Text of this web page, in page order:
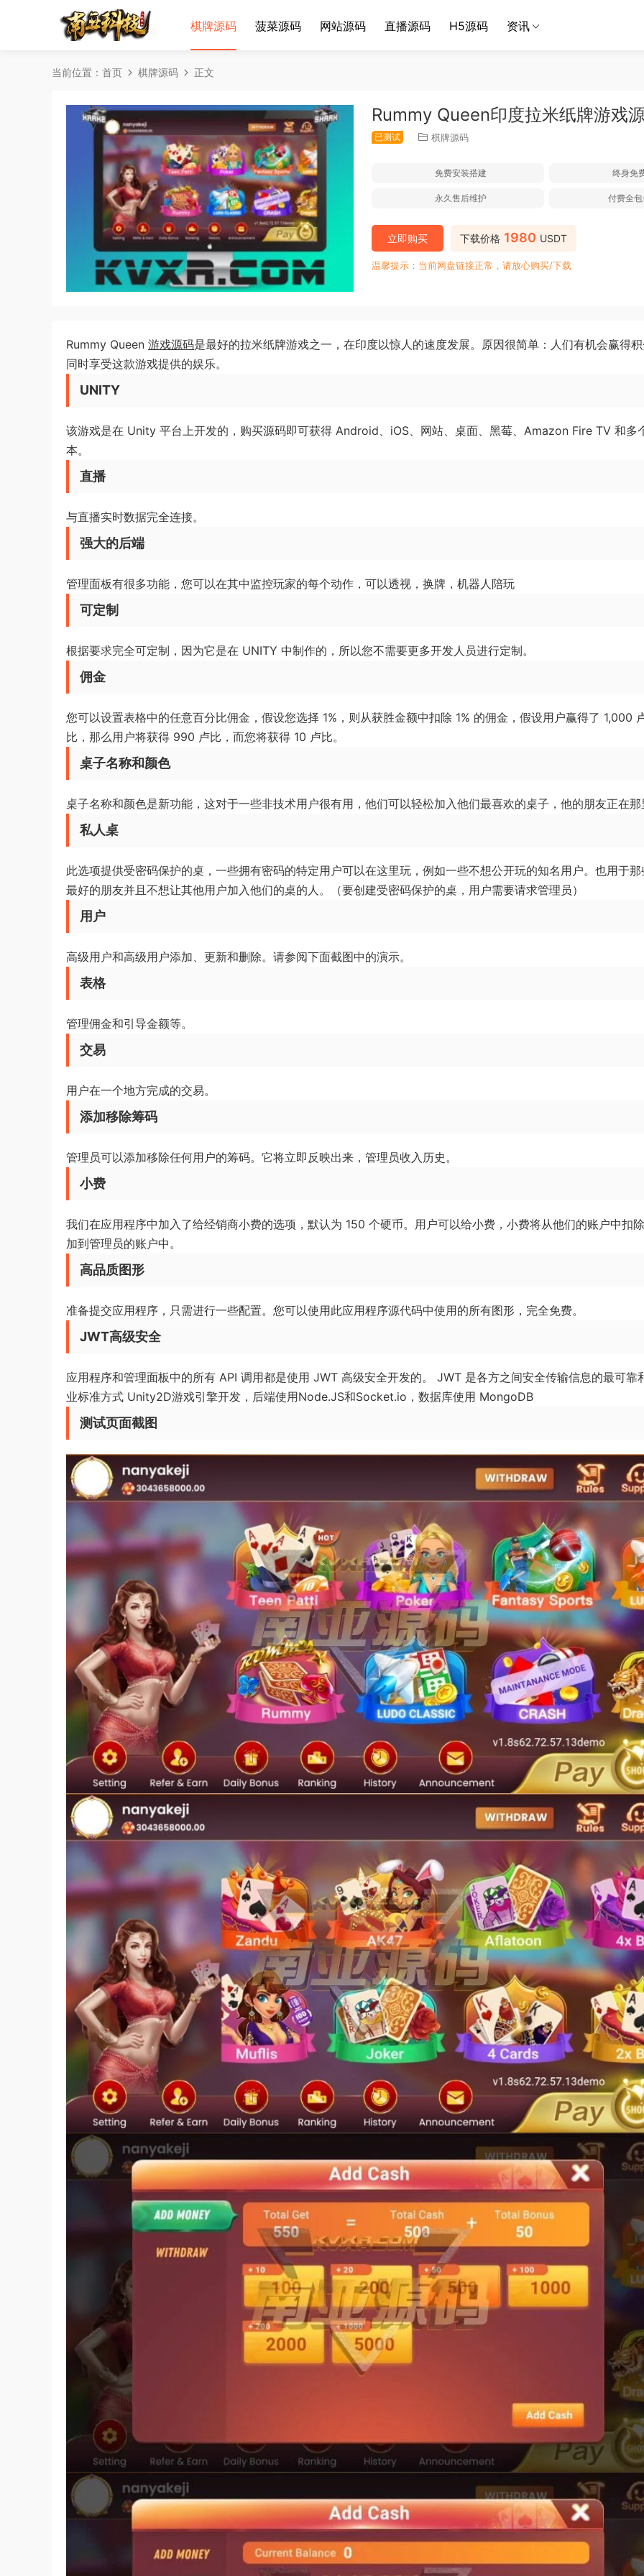
棋牌源码 菠菜源码 网站源码 直播源码 H5源码 资讯
当前位置： 首页 棋牌源码 正文
Rummy Queen印度拉米纸牌游戏
已测试 棋牌源码
免费安装搭建 终身免
永久售后维护 付费全
下载价格 1980 USDT
立即购买
温馨提示：当前网盘链接正常，请放心购买/下载
Rummy Queen 游戏源码是最好的拉米纸牌游戏之一，在印度以惊人的速度发展。原因很简单：人们有机会赢得
同时享受这款游戏提供的娱乐。
UNITY
该游戏是在 Unity 平台上开发的，购买源码即可获得 Android、iOS、网站、桌面、黑莓、Amazon Fire TV 和多
本。
直播
与直播实时数据完全连接。
强大的后端
管理面板有很多功能，您可以在其中监控玩家的每个动作，可以透视，换牌，机器人陪玩
可定制
根据要求完全可定制，因为它是在 UNITY 中制作的，所以您不需要更多开发人员进行定制。
佣金
您可以设置表格中的任意百分比佣金，假设您选择 1%，则从获胜金额中扣除 1% 的佣金，假设用户赢得了 1,000
比，那么用户将获得 990 卢比，而您将获得 10 卢比。
桌子名称和颜色
桌子名称和颜色是新功能，这对于一些非技术用户很有用，他们可以轻松加入他们最喜欢的桌子，他的朋友正在那
私人桌
此选项提供受密码保护的桌，一些拥有密码的特定用户可以在这里玩，例如一些不想公开玩的知名用户。也用于那
最好的朋友并且不想让其他用户加入他们的桌的人。（要创建受密码保护的桌，用户需要请求管理员）
用户
高级用户和高级用户添加、更新和删除。请参阅下面截图中的演示。
表格
管理佣金和引导金额等。
交易
用户在一个地方完成的交易。
添加移除筹码
管理员可以添加移除任何用户的筹码。它将立即反映出来，管理员收入历史。
小费
我们在应用程序中加入了给经销商小费的选项，默认为 150 个硬币。用户可以给小费，小费将从他们的账户中扣
加到管理员的账户中。
高品质图形
准备提交应用程序，只需进行一些配置。您可以使用此应用程序源代码中使用的所有图形，完全免费。
JWT高级安全
应用程序和管理面板中的所有 API 调用都是使用 JWT 高级安全开发的。 JWT 是各方之间安全传输信息的最可靠
业标准方式 Unity2D游戏引擎开发，后端使用Node.JS和Socket.io，数据库使用 MongoDB
测试页面截图